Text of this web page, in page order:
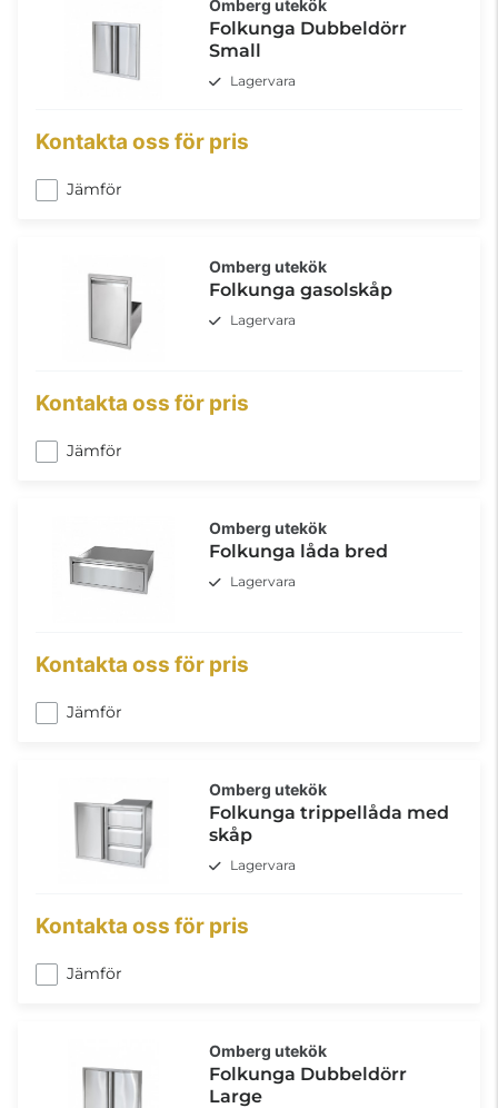
Omberg utekök
Folkunga Dubbeldörr
Small
Lagervara
Kontakta oss för pris
Jämför
Omberg utekök
Folkunga gasolskåp
Lagervara
Kontakta oss för pris
Jämför
Omberg utekök
Folkunga låda bred
Lagervara
Kontakta oss för pris
Jämför
Omberg utekök
Folkunga trippellåda med
skåp
Lagervara
Kontakta oss för pris
Jämför
Omberg utekök
Folkunga Dubbeldörr
Large